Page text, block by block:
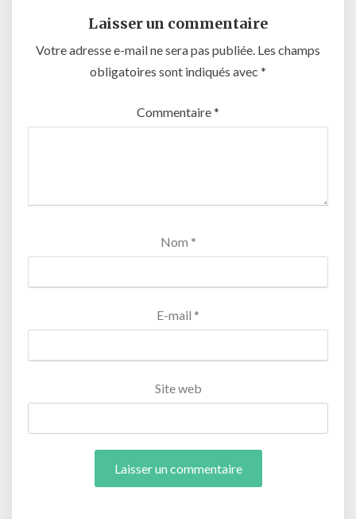
Laisser un commentaire
Votre adresse e-mail ne sera pas publiée. Les champs
obligatoires sont indiqués avec *
Commentaire*
Nom *
E-mail *
Site web